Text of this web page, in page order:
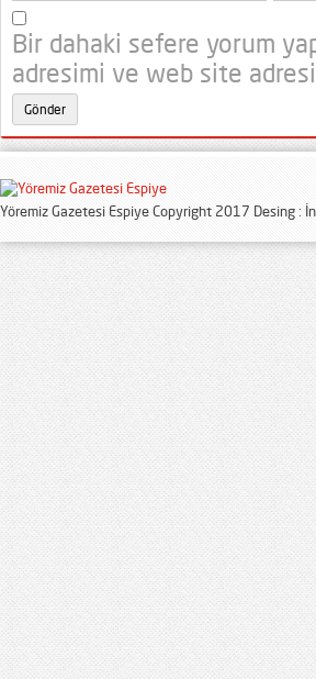
Bir dahaki sefere yorum
adresimi ve web site
Yöremiz Gazetesi Espiye Copyright 2017 Desing